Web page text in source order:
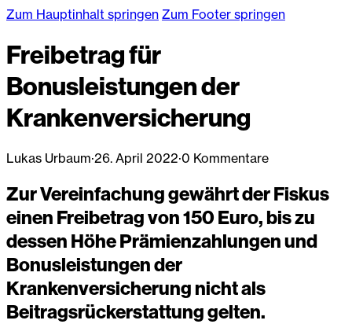
Zum Hauptinhalt springen Zum Footer springen
Freibetrag für
Bonusleistungen der
Krankenversicherung
Lukas Urbaum·26. April 2022·0 Kommentare
Zur Vereinfachung gewährt der Fiskus
einen Freibetrag von 150 Euro, bis zu
dessen Höhe Prämienzahlungen und
Bonusleistungen der
Krankenversicherung nicht als
Beitragsrückerstattung gelten.